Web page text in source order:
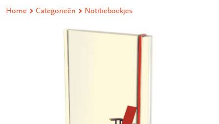
Home Categorieën Notitieboekjes